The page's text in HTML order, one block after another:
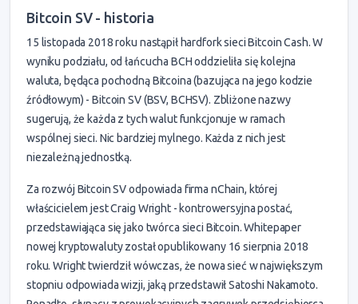
Bitcoin SV - historia
15 listopada 2018 roku nastąpił hardfork sieci Bitcoin Cash. W
wyniku podziału, od łańcucha BCH oddzieliła się kolejna
waluta, będąca pochodną Bitcoina (bazująca na jego kodzie
źródłowym) - Bitcoin SV (BSV, BCHSV). Zbliżone nazwy
sugerują, że każda z tych walut funkcjonuje w ramach
wspólnej sieci. Nic bardziej mylnego. Każda z nich jest
niezależną jednostką.
Za rozwój Bitcoin SV odpowiada firma nChain, której
właścicielem jest Craig Wright - kontrowersyjna postać,
przedstawiająca się jako twórca sieci Bitcoin. Whitepaper
nowej kryptowaluty został opublikowany 16 sierpnia 2018
roku. Wright twierdził wówczas, że nowa sieć w największym
stopniu odpowiada wizji, jaką przedstawił Satoshi Nakamoto.